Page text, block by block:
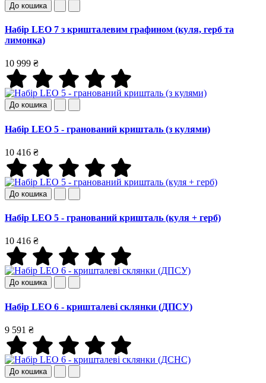
До кошика
Набір LEO 7 з кришталевим графином (куля, герб та
лимонка)
10 999 ₴
До кошика
Набір LEO 5 - гранований кришталь (з кулями)
10 416 ₴
До кошика
Набір LEO 5 - гранований кришталь (куля + герб)
10 416 ₴
До кошика
Набір LEO 6 - кришталеві склянки (ДПСУ)
9 591 ₴
До кошика